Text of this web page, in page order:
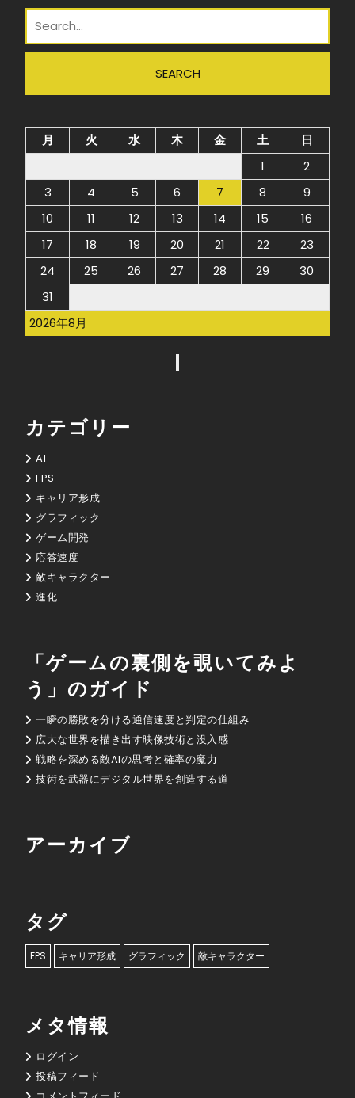
2026年8月
月 火 水 木 金 土
日
1
2
3
4 5 6 7 8
9
10
11 12 13 14 15
16
17
18 19 20 21 22
23
24
25 26 27 28 29
30
31
カテゴリー
AI
FPS
キャリア形成
グラフィック
ゲーム開発
応答速度
敵キャラクター
進化
「ゲームの裏側を覗いてみよ
う」のガイド
一瞬の勝敗を分ける通信速度と判定の仕組み
広大な世界を描き出す映像技術と没入感
戦略を深める敵AIの思考と確率の魔力
技術を武器にデジタル世界を創造する道
アーカイブ
タグ
FPS キャリア形成 グラフィック 敵キャラクター
メタ情報
ログイン
投稿フィード